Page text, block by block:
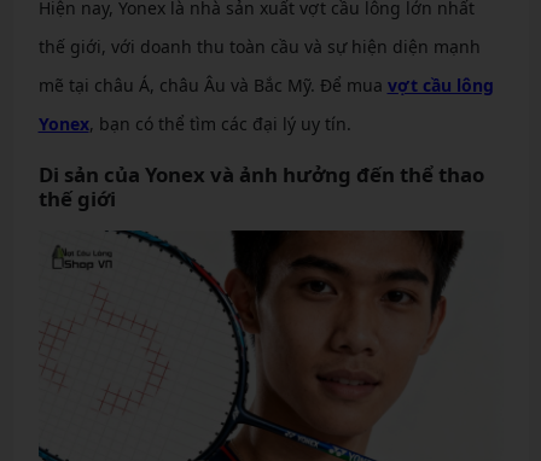
Hiện nay, Yonex là nhà sản xuất vợt cầu lông lớn nhất
thế giới, với doanh thu toàn cầu và sự hiện diện mạnh
mẽ tại châu Á, châu Âu và Bắc Mỹ. Để mua vợt cầu lông
Yonex, bạn có thể tìm các đại lý uy tín.
Di sản của Yonex và ảnh hưởng đến thể thao
thế giới